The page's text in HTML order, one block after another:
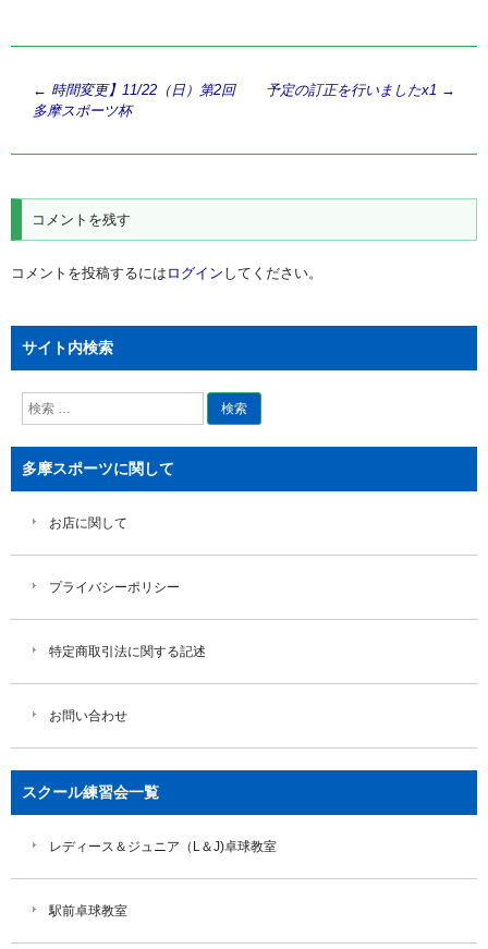
ナ
ゲ
ー
← 時間変更】11/22（日）第2回
多摩スポーツ杯
予定の訂正を行いましたx1 →
コメントを残す
コメントを投稿するには ログイン してください。
サイト内検索
検
索
多摩スポーツに関して
お店に関して
プライバシーポリシー
特定商取引法に関する記述
お問い合わせ
スクール練習会一覧
レディース＆ジュニア（L＆J)卓球教室
駅前卓球教室